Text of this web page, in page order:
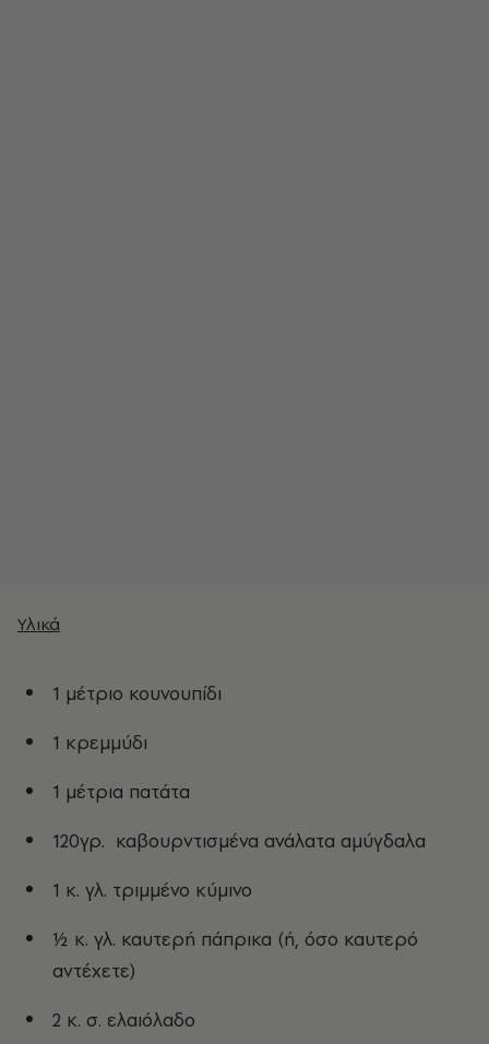
Υλικά
1 μέτριο κουνουπίδι
1 κρεμμύδι
1 μέτρια πατάτα
120γρ. καβουρντισμένα ανάλατα αμύγδαλα
1 κ. γλ. τριμμένο κύμινο
½ κ. γλ. καυτερή πάπρικα (ή, όσο καυτερό
αντέχετε)
2 κ. σ. ελαιόλαδο